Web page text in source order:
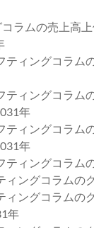
コラムの売上高
ティングコラム
ティングコラム
年
ティングコラム
年
ティングコラム
ィングコラムの
ィングコラムの
年